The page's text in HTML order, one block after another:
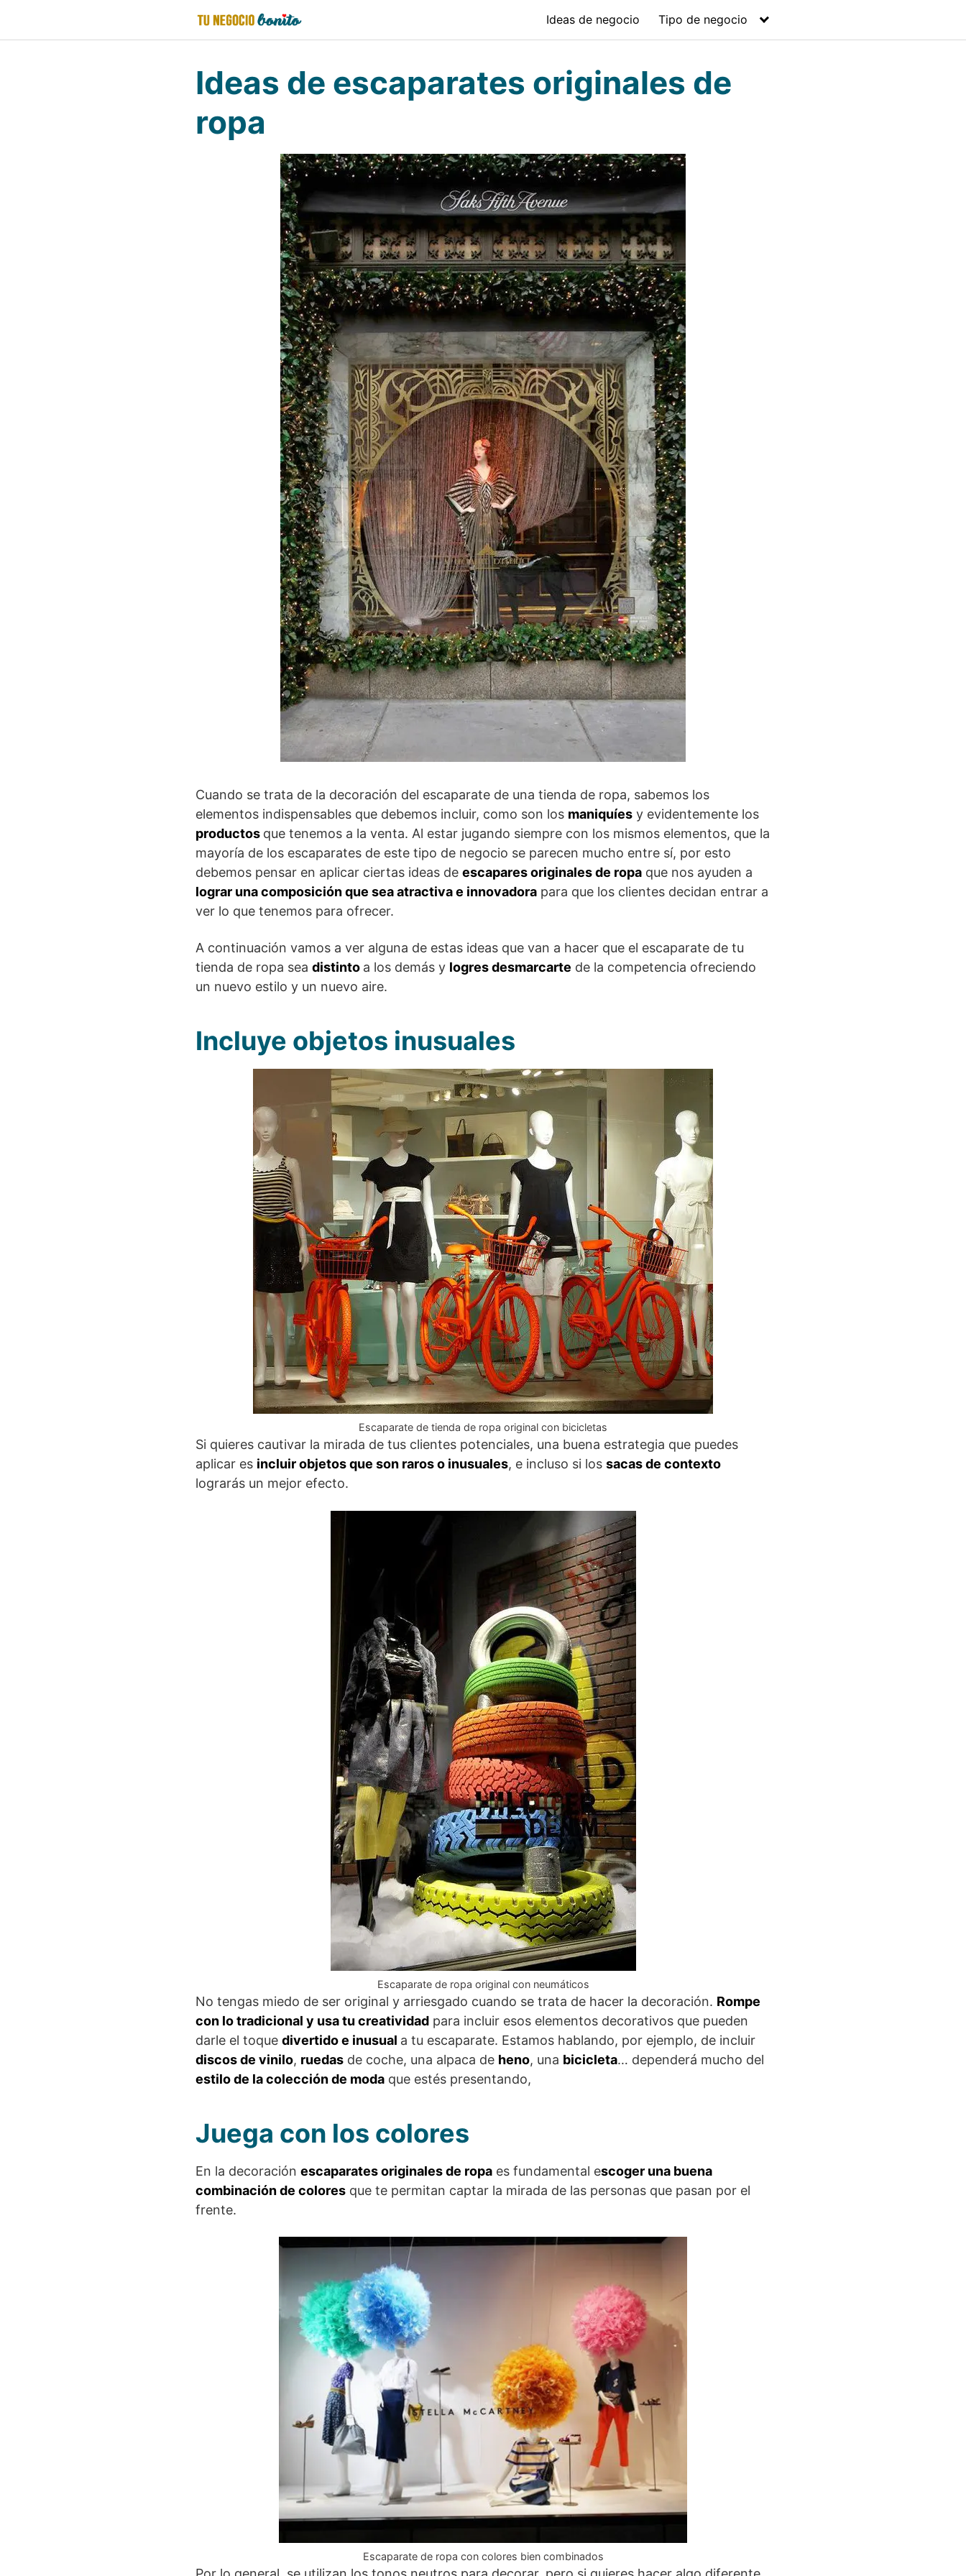
contenido
Ideas de negocio Tipo de negocio
Ideas de escaparates originales de
ropa
Cuando se trata de la decoración del escaparate de una tienda de ropa, sabemos los
elementos indispensables que debemos incluir, como son los maniquíes y evidentemente los
productos que tenemos a la venta. Al estar jugando siempre con los mismos elementos, que la
mayoría de los escaparates de este tipo de negocio se parecen mucho entre sí, por esto
debemos pensar en aplicar ciertas ideas de escapares originales de ropa que nos ayuden a
lograr una composición que sea atractiva e innovadora para que los clientes decidan entrar a
ver lo que tenemos para ofrecer.
A continuación vamos a ver alguna de estas ideas que van a hacer que el escaparate de tu
tienda de ropa sea distinto a los demás y logres desmarcarte de la competencia ofreciendo
un nuevo estilo y un nuevo aire.
Incluye objetos inusuales
Escaparate de tienda de ropa original con bicicletas
Si quieres cautivar la mirada de tus clientes potenciales, una buena estrategia que puedes
aplicar es incluir objetos que son raros o inusuales, e incluso si los sacas de contexto
lograrás un mejor efecto.
Escaparate de ropa original con neumáticos
No tengas miedo de ser original y arriesgado cuando se trata de hacer la decoración. Rompe
con lo tradicional y usa tu creatividad para incluir esos elementos decorativos que pueden
darle el toque divertido e inusual a tu escaparate. Estamos hablando, por ejemplo, de incluir
discos de vinilo, ruedas de coche, una alpaca de heno, una bicicleta… dependerá mucho del
estilo de la colección de moda que estés presentando,
Juega con los colores
En la decoración escaparates originales de ropa es fundamental escoger una buena
combinación de colores que te permitan captar la mirada de las personas que pasan por el
frente.
Escaparate de ropa con colores bien combinados